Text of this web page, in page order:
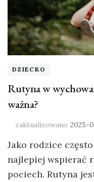
DZIECKO
Rutyna w
ważna?
zaktualizowano 2025-
Jako rodzice
najlepiej wspierać
pociech. Rutyna